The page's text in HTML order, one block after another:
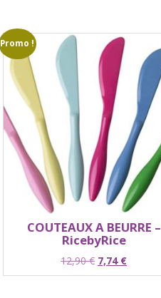
Promo !
COUTEAUX A BEURRE –
RicebyRice
12,90€ Le
prix
7,74 €Le
prix